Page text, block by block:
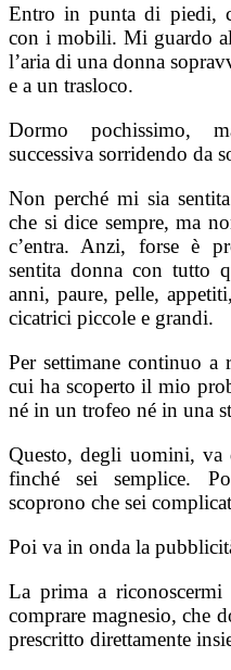
Entro in punta di piedi,
con i mobili. Mi guardo
l’aria di una donna
e a un trasloco.
Dormo pochissimo,
successiva sorridendo da
Non perché mi sia
che si dice sempre, ma
c’entra. Anzi, forse è
sentita donna con tutto
anni, paure, pelle,
cicatrici piccole e grandi.
Per settimane continuo
cui ha scoperto il mio
né in un trofeo né in una
Questo, degli uomini, va
finché sei semplice.
scoprono che sei
Poi va in onda la
La prima a
comprare magnesio, che
prescritto direttamente